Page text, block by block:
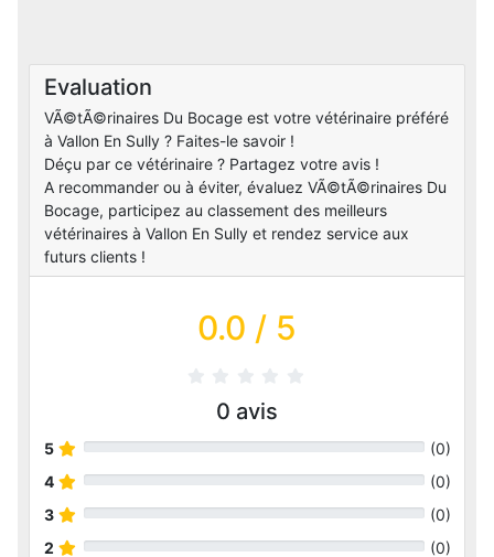
Evaluation
VÃ©tÃ©rinaires Du Bocage est votre vétérinaire préféré
à Vallon En Sully ? Faites-le savoir !
Déçu par ce vétérinaire ? Partagez votre avis !
A recommander ou à éviter, évaluez VÃ©tÃ©rinaires Du
Bocage, participez au classement des meilleurs
vétérinaires à Vallon En Sully et rendez service aux
futurs clients !
0.0 / 5
0 avis
5 (0)
4
(0)
3
(0)
2
(0)